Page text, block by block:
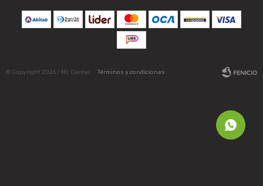
© Copyright 2026 / ML Center Términos y condiciones